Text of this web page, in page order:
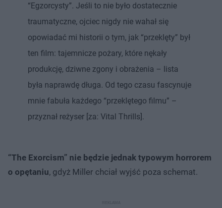
“Egzorcysty”. Jeśli to nie było dostatecznie
traumatyczne, ojciec nigdy nie wahał się
opowiadać mi historii o tym, jak “przeklęty” był
ten film: tajemnicze pożary, które nękały
produkcję, dziwne zgony i obrażenia – lista
była naprawdę długa. Od tego czasu fascynuje
mnie fabuła każdego “przeklętego filmu” –
przyznał reżyser [za: Vital Thrills].
“The Exorcism” nie będzie jednak typowym horrorem
o opętaniu, gdyż Miller chciał wyjść poza schemat.